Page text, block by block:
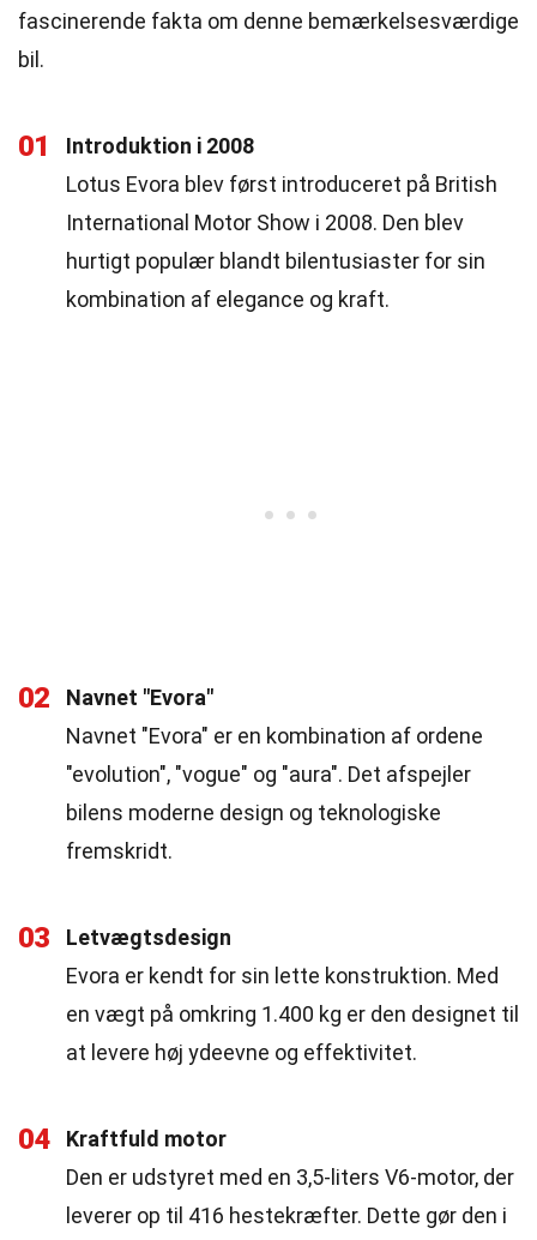
fascinerende fakta om denne bemærkelsesværdige
bil.
01
Introduktion i 2008
Lotus Evora blev først introduceret på British
International Motor Show i 2008. Den blev
hurtigt populær blandt bilentusiaster for sin
kombination af elegance og kraft.
02
Navnet "Evora"
Navnet "Evora" er en kombination af ordene
"evolution", "vogue" og "aura". Det afspejler
bilens moderne design og teknologiske
fremskridt.
03
Letvægtsdesign
Evora er kendt for sin lette konstruktion. Med
en vægt på omkring 1.400 kg er den designet til
at levere høj ydeevne og effektivitet.
04
Kraftfuld motor
Den er udstyret med en 3,5-liters V6-motor, der
leverer op til 416 hestekræfter. Dette gør den i